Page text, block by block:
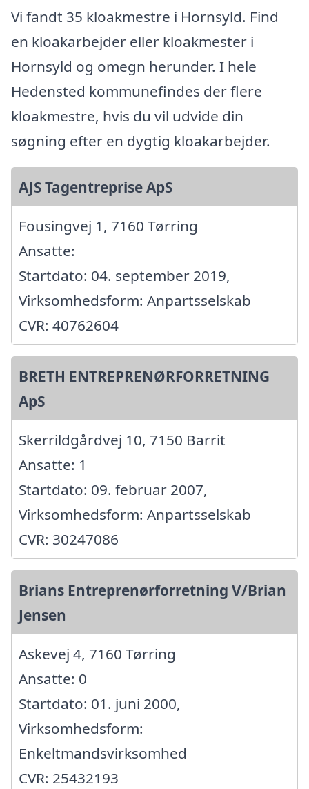
Vi fandt 35 kloakmestre i Hornsyld. Find
en kloakarbejder eller kloakmester i
Hornsyld og omegn herunder. I hele
Hedensted kommunefindes der flere
kloakmestre, hvis du vil udvide din
søgning efter en dygtig kloakarbejder.
AJS Tagentreprise ApS
Fousingvej 1, 7160 Tørring
Ansatte:
Startdato: 04. september 2019,
Virksomhedsform: Anpartsselskab
CVR: 40762604
BRETH ENTREPRENØRFORRETNING
ApS
Skerrildgårdvej 10, 7150 Barrit
Ansatte: 1
Startdato: 09. februar 2007,
Virksomhedsform: Anpartsselskab
CVR: 30247086
Brians Entreprenørforretning V/Brian
Jensen
Askevej 4, 7160 Tørring
Ansatte: 0
Startdato: 01. juni 2000,
Virksomhedsform:
Enkeltmandsvirksomhed
CVR: 25432193